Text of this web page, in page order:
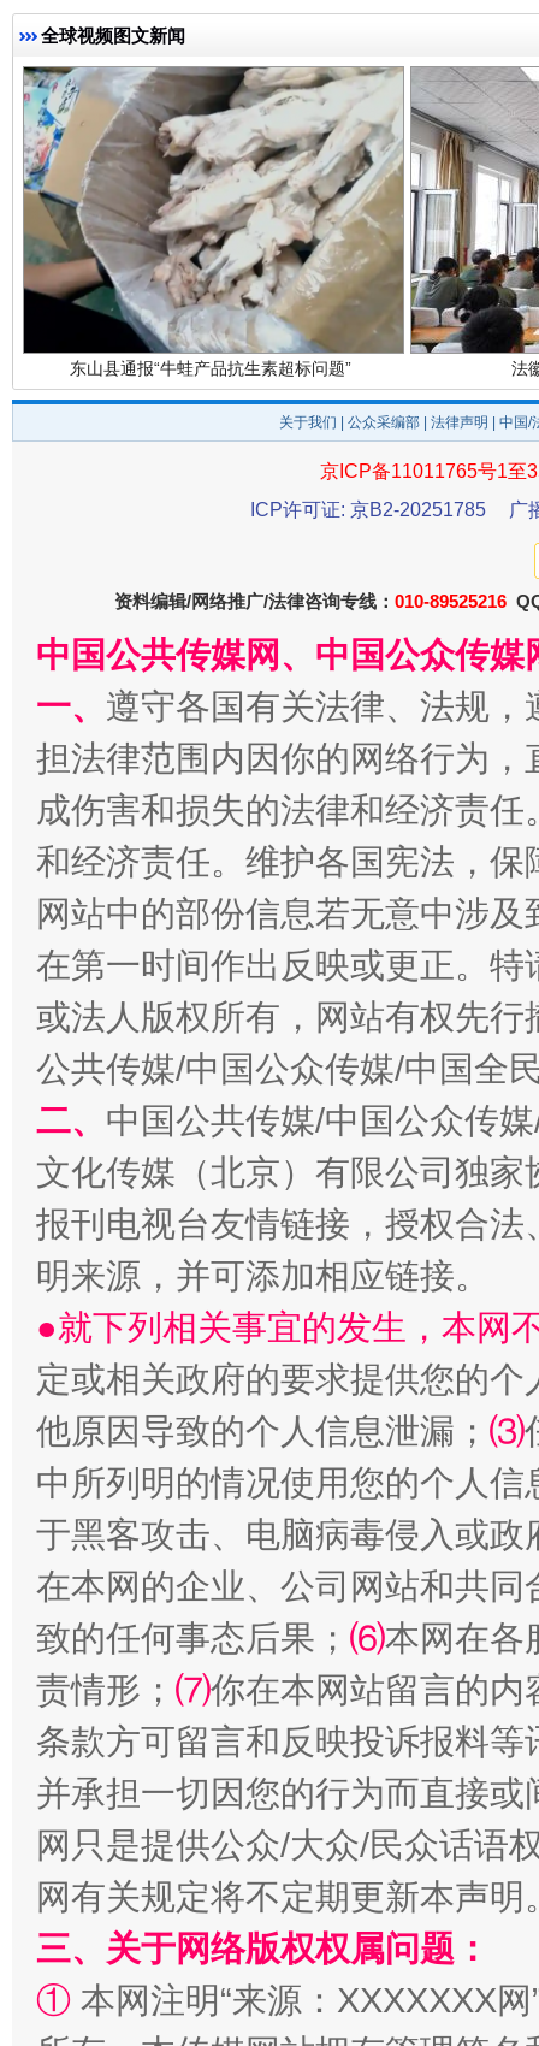
全球视频图文新闻
完善运行机制助力责任有效落实 一纸欠
东山县通报“牛蛙产品抗生素超标问题” 法
千年窑火 生生不息 一
揭开“小金库”的免责幌子
受贿1.44亿！段成刚被判无期
阿坝州三大球赛在茂县开幕
关于我们 公众采编部 法律声明 | 中国
京ICP备11011765号1至
ICP许可证: 京B2-20251785
广
资料编辑/网络推广/法律咨询专线： 010-89525216
中国公共传媒网、中国公众传
一、 遵守各国有关法律、法规
担法律范围内因你的网络行为
成伤害和损失的法律和经济责
和经济责任。维护各国宪法，
网站中的部份信息若无意中涉
在第一时间作出反映或更正。
或法人版权所有，网站有权先
公共传媒/中国公众传媒/中国全
二、 中国公共传媒/中国公众传
文化传媒（北京）有限公司独
报刊电视台友情链接，授权合
明来源，并可添加相应链接。
●就下列相关事宜的发生，本网
定或相关政府的要求提供您的个
他原因导致的个人信息泄漏； ⑶
中所列明的情况使用您的个人
于黑客攻击、电脑病毒侵入或
在本网的企业、公司网站和共
致的任何事态后果； ⑹本网在各
责情形； ⑺你在本网站留言的内
条款方可留言和反映投诉报料
并承担一切因您的行为而直接
网只是提供公众/大众/民众话语
网有关规定将不定期更新本声明
三、关于网络版权权属问题：
① 本网注明“来源：XXXXXXX